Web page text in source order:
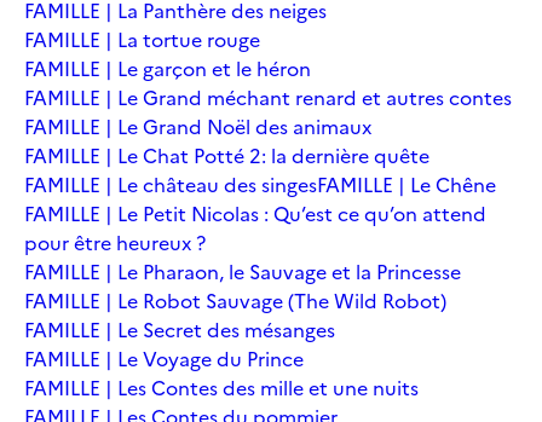
FAMILLE | La Panthère des neiges
FAMILLE | La tortue rouge
FAMILLE | Le garçon et le héron
FAMILLE | Le Grand méchant renard et autres contes
FAMILLE | Le Grand Noël des animaux
FAMILLE | Le Chat Potté 2: la dernière quête
FAMILLE | Le château des singesFAMILLE | Le Chêne
FAMILLE | Le Petit Nicolas : Qu’est ce qu’on attend
pour être heureux ?
FAMILLE | Le Pharaon, le Sauvage et la Princesse
FAMILLE | Le Robot Sauvage (The Wild Robot)
FAMILLE | Le Secret des mésanges
FAMILLE | Le Voyage du Prince
FAMILLE | Les Contes des mille et une nuits